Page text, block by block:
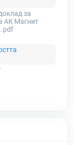
за
АК Магнит